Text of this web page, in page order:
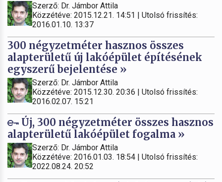
Szerző: Dr. Jámbor Attila
Közzétéve: 2015.12.21. 14:51 | Utolsó frissítés:
2016.01.10. 13:37
300 négyzetméter hasznos összes
alapterületű új lakóépület építésének
egyszerű bejelentése »
Szerző: Dr. Jámbor Attila
Közzétéve: 2015.12.30. 20:36 | Utolsó frissítés:
2016.02.07. 15:21
Új, 300 négyzetméter összes hasznos
alapterületű lakóépület fogalma »
Szerző: Dr. Jámbor Attila
Közzétéve: 2016.01.03. 18:54 | Utolsó frissítés:
2022.08.24. 20:52